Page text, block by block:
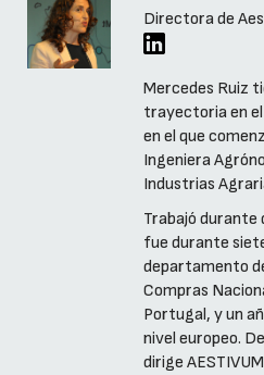
Directora de
Mercedes Ruiz
trayectoria en
en el que
Ingeniera
Industrias
Trabajó durante
fue durante
departamento
Compras
Portugal, y un
nivel europeo.
dirige